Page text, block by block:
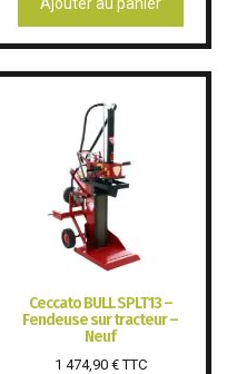
Ceccato BULL SPLT13 –
Fendeuse sur tracteur –
Neuf
1 474,90 €TTC